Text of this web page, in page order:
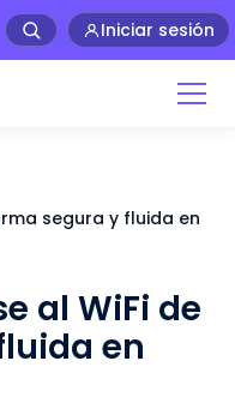
Iniciar sesión
segura y fluida en
al WiFi de
en